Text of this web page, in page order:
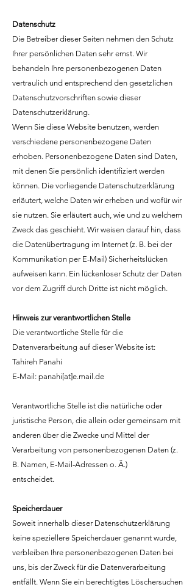
Datenschutz
Die Betreiber dieser Seiten nehmen den Schutz
Ihrer persönlichen Daten sehr ernst. Wir
behandeln Ihre personenbezogenen Daten
vertraulich und entsprechend den gesetzlichen
Datenschutzvorschriften sowie dieser
Datenschutzerklärung.
Wenn Sie diese Website benutzen, werden
verschiedene personenbezogene Daten
erhoben. Personenbezogene Daten sind Daten,
mit denen Sie persönlich identifiziert werden
können. Die vorliegende Datenschutzerklärung
erläutert, welche Daten wir erheben und wofür wir
sie nutzen. Sie erläutert auch, wie und zu welchem
Zweck das geschieht. Wir weisen darauf hin, dass
die Datenübertragung im Internet (z. B. bei der
Kommunikation per E-Mail) Sicherheitslücken
aufweisen kann. Ein lückenloser Schutz der Daten
vor dem Zugriff durch Dritte ist nicht möglich.
Hinweis zur verantwortlichen Stelle
Die verantwortliche Stelle für die
Datenverarbeitung auf dieser Website ist:
Tahireh Panahi
E-Mail: panahi[at]e.mail.de
Verantwortliche Stelle ist die natürliche oder
juristische Person, die allein oder gemeinsam mit
anderen über die Zwecke und Mittel der
Verarbeitung von personenbezogenen Daten (z.
B. Namen, E-Mail-Adressen o. Ä.)
entscheidet.
Speicherdauer
Soweit innerhalb dieser Datenschutzerklärung
keine speziellere Speicherdauer genannt wurde,
verbleiben Ihre personenbezogenen Daten bei
uns, bis der Zweck für die Datenverarbeitung
entfällt. Wenn Sie ein berechtigtes Löschersuchen